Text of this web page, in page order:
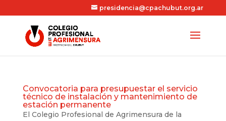
presidencia@cpachubut.org.ar
Convocatoria para presupuestar el servicio
técnico de instalación y mantenimiento de
estación permanente
El Colegio Profesional de Agrimensura de la